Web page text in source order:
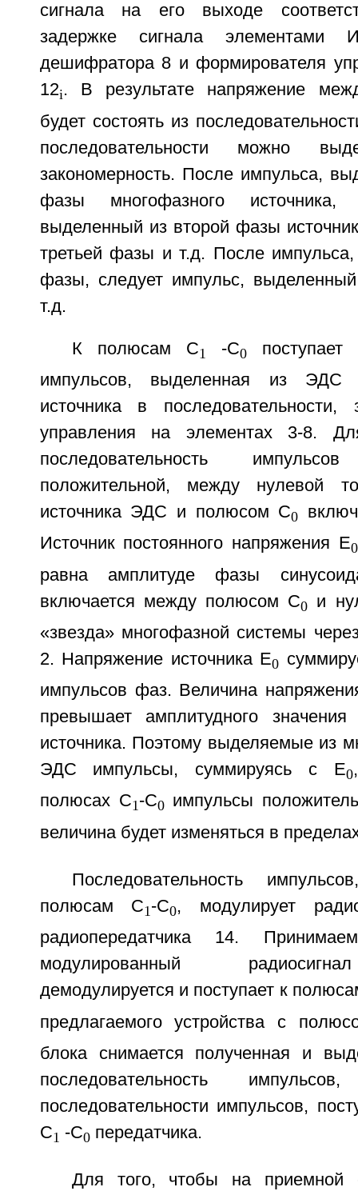
сигнала на его выходе
задержке сигнала
дешифратора 8 и формирователя
12i. В результате напряжение
будет состоять из
последовательности можно
закономерность. После импульса,
фазы многофазного источника,
выделенный из второй фазы
третьей фазы и т.д. После
фазы, следует импульс,
т.д.
К полюсам С1 -С0поступает
импульсов, выделенная из ЭДС
источника в последовательности,
управления на элементах 3-8.
последовательность
положительной, между нулевой
источника ЭДС и полюсом С0
Источник постоянного напряжения Е0
равна амплитуде фазы
включается между полюсом С0 и
«звезда» многофазной системы
2. Напряжение источника Е0
импульсов фаз. Величина
превышает амплитудного
источника. Поэтому выделяемые из
ЭДС импульсы, суммируясь с Е0
полюсах С1-С0импульсы
величина будет изменяться в
Последовательность
полюсам C1-С0, модулирует
радиопередатчика 14.
модулированный
демодулируется и поступает к
предлагаемого устройства с
блока снимается полученная и
последовательность
последовательности импульсов,
С1 -С0передатчика.
Для того, чтобы на приемной